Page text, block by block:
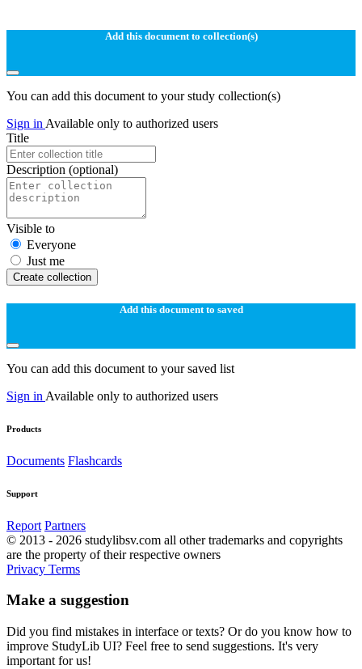
Add this document to collection(s)
You can add this document to your study collection(s)
Sign in Available only to authorized users
Title
Description (optional)
Visible to
Everyone
Just me
Create collection
Add this document to saved
You can add this document to your saved list
Sign in Available only to authorized users
Products
Documents Flashcards
Support
Report Partners
© 2013 - 2026 studylibsv.com all other trademarks and copyrights
are the property of their respective owners
Privacy Terms
Make a suggestion
Did you find mistakes in interface or texts? Or do you know how to
improve StudyLib UI? Feel free to send suggestions. It's very
important for us!